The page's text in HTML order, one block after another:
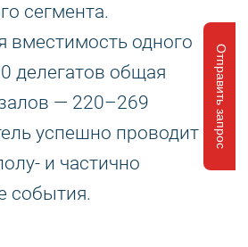
Отправить запрос
сегмента.
вместимость одного
делегатов общая
— 220–269
успешно проводит
и частично
события.